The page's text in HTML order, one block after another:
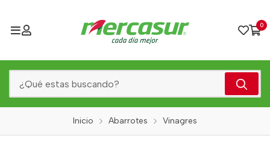
0
Inicio Abarrotes Vinagres